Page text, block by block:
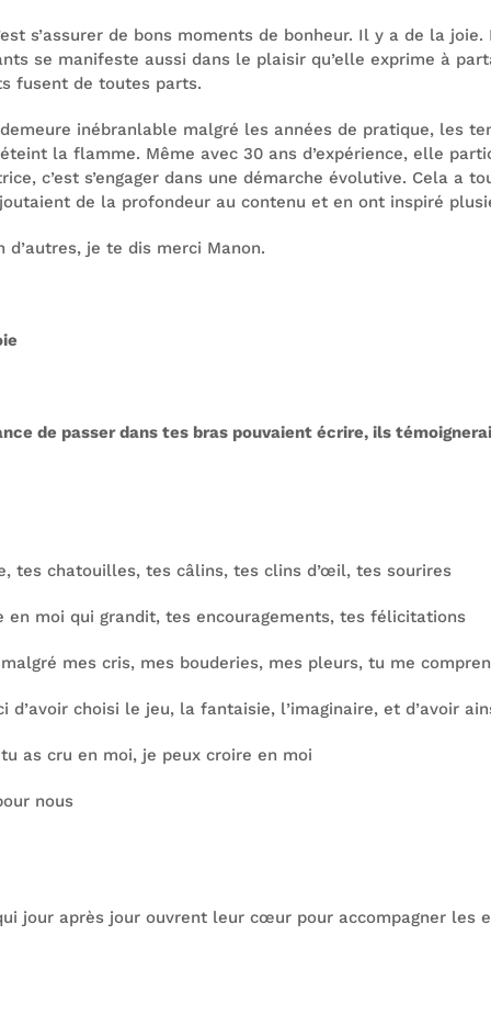
s’assurer de bons moments de bonheur. Il y a de la
se manifeste aussi dans le plaisir qu’elle exprime à
fusent de toutes parts.
inébranlable malgré les années de pratique, les
la flamme. Même avec 30 ans d’expérience, elle
c’est s’engager dans une démarche évolutive. Cela a
de la profondeur au contenu et en ont inspiré
je te dis merci Manon.
de passer dans tes bras pouvaient écrire, ils
tes chatouilles, tes câlins, tes clins d’œil, tes sourires
en moi qui grandit, tes encouragements, tes félicitations
mes cris, mes bouderies, mes pleurs, tu me
d’avoir choisi le jeu, la fantaisie, l’imaginaire, et d’avoir
as cru en moi, je peux croire en moi
nous
jour après jour ouvrent leur cœur pour accompagner les